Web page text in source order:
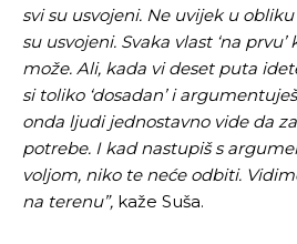
Pusti priču
Ovim putem želimo da vam se
odlučili da pustite Vašu priču da
Pusti priču
Ovim putem želimo da vam se
odlučili da pustite Vašu priču da
svi su usvojeni. Ne uvijek u
su usvojeni. Svaka vlast ‘na
može. Ali, kada vi deset puta
si toliko ‘dosadan’ i
onda ljudi jednostavno vide da
potrebe. I kad nastupiš s
voljom, niko te neće odbiti.
na terenu”, kaže Suša.